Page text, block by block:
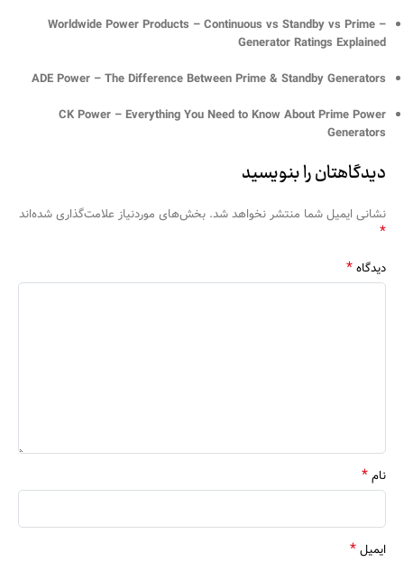
Worldwide Power Products – Continuous vs Standby vs Prime –
Generator Ratings Explained
ADE Power – The Difference Between Prime & Standby Generators
CK Power – Everything You Need to Know About Prime Power
Generators
دیدگاهتان را بنویسید
نشانی ایمیل شما منتشر نخواهد شد. بخش‌های موردنیاز علامت‌گذاری شده‌اند
*
دیدگاه*
نام*
ایمیل*